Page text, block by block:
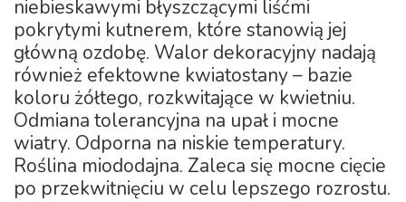
niebieskawymi błyszczącymi liśćmi
pokrytymi kutnerem, które stanowią jej
główną ozdobę. Walor dekoracyjny nadają
również efektowne kwiatostany – bazie
koloru żółtego, rozkwitające w kwietniu.
Odmiana tolerancyjna na upał i mocne
wiatry. Odporna na niskie temperatury.
Roślina miododajna. Zaleca się mocne cięcie
po przekwitnięciu w celu lepszego rozrostu.